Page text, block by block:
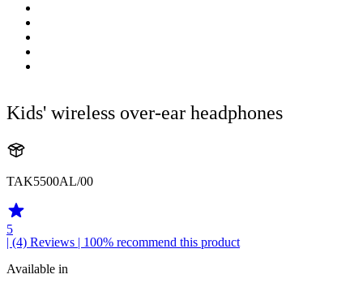
Kids' wireless over-ear headphones
TAK5500AL/00
5
| (4) Reviews | 100% recommend this product
Available in